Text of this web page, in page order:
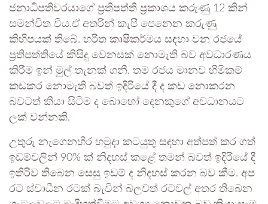
ජනාධිපතිවරයාගේ ප්‍රතිපත්ති ප්‍රකාශය කරුණු 12 කින්
සමන්විත විය.ඒ අතරින් කැපී පෙනෙන කරුණු
කිහිපයක් තිබේ. හරිත කෘෂිකර්මය සඳහා වන රජයේ
ප්‍රතිපත්තියේ කිසිදු වෙනසක් නොමැති බව අවධාරණය
කිරීම ඉන් මුල් තැනක් ගනී. තම රජය මානව හිමිකම්
කඩකර නොමැති බවත් ඉදිරියේ දී ද කඩ නොකරන
බවටත් කියා සිටිම ද බොහෝ දෙනකුගේ අවධානයට
ලක් වන්නකි.
උතුරු නැගෙනහිර හමුදා කටයුතු සඳහා අත්පත් කර ගත්
ඉඩම්වලින් 90% ක් නිදහස් කළේ තමන් බවත් ඉදිරියේ දී
ඉතිරිව තිබෙන සෙසු ඉඩම් ද නිදහස් කරන බව කීම. අප
රට ස්වාධීන රටක් බැවින් බලවත් රටවල් අතර තිබෙන